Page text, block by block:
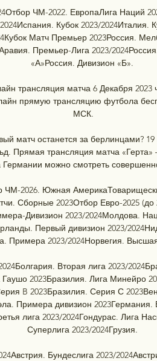
ЧМ-2022. ЕвропаЛига Наций
Кубок 2023/2024Италия.
Матч Премьер 2023Россия.
Премьер-Лига 2023/
«А»Россия. Дивизион «Б».
трансляция матча 6 Декабря 2023
прямую трансляцию футбола
МСК.
матч останется за берлинцами? 19
Прямая трансляция матча
можно смотреть
ЧМ-2026. Южная
Сборные 2023Отбор Евро-2025
Дивизион 2023/2024Молдова.
Первый дивизион 2023/
Примера 2023/2024Норвегия.
Вторая лига 2023/
Гаушо 2023Бразилия. Лига Минейро
B 2023Бразилия. Серия С
Примера дивизион 2023Германия.
лига 2023/2024Гондурас. Лига
Суперлига 2023/2024Грузия.
Бундеслига 2023/